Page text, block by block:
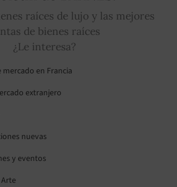
raíces de lujo y las mejores
de bienes raíces
¿Le interesa?
mercado en Francia
extranjero
nuevas
y eventos